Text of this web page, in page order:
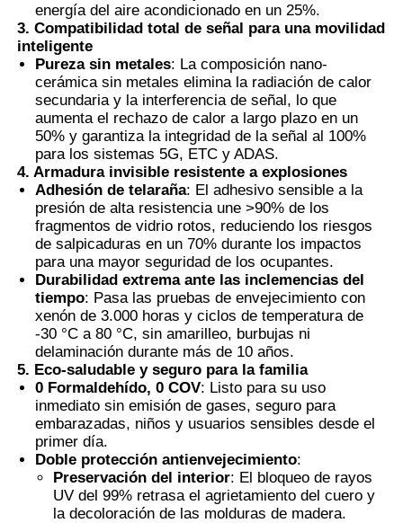
Película PVB termocromática
energía del aire acondicionado en un 25%.
3. Compatibilidad total de señal para una movilidad
inteligente
Pureza sin metales: La composición nano-
cerámica sin metales elimina la radiación de calor
secundaria y la interferencia de señal, lo que
aumenta el rechazo de calor a largo plazo en un
50% y garantiza la integridad de la señal al 100%
para los sistemas 5G, ETC y ADAS.
4. Armadura invisible resistente a explosiones
Adhesión de telaraña: El adhesivo sensible a la
presión de alta resistencia une >90% de los
fragmentos de vidrio rotos, reduciendo los riesgos
de salpicaduras en un 70% durante los impactos
para una mayor seguridad de los ocupantes.
Durabilidad extrema ante las inclemencias del
tiempo: Pasa las pruebas de envejecimiento con
xenón de 3.000 horas y ciclos de temperatura de
-30 °C a 80 °C, sin amarilleo, burbujas ni
delaminación durante más de 10 años.
5. Eco-saludable y seguro para la familia
0 Formaldehído, 0 COV: Listo para su uso
inmediato sin emisión de gases, seguro para
embarazadas, niños y usuarios sensibles desde el
primer día.
Doble protección antienvejecimiento:
Preservación del interior: El bloqueo de rayos
UV del 99% retrasa el agrietamiento del cuero y
la decoloración de las molduras de madera.